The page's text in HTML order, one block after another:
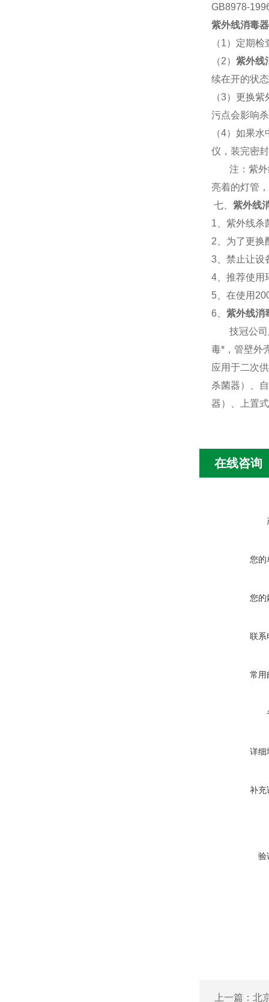
GB8978-
紫外线消毒
（1）定期检
（2） 紫外线
续在开的状
（3）更换紫
污点会影响
（4）如果水
仪，装完密
注：紫
亮着的灯管
七、 紫外线
1 、紫外线
2 、为了更
3、禁止让设
4、推荐使用
5、在使用
6
紫外线消
技冠公
毒*，管壁外
应用于二次
杀菌器）、
器）、上置
在线咨询
您的
您的
联系
常用
详细
补充
验
上一篇： 北